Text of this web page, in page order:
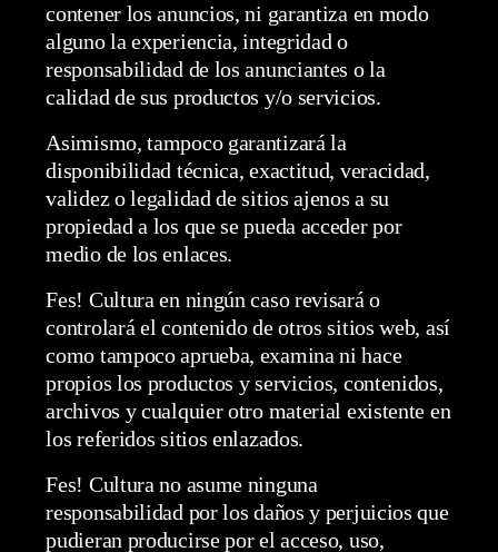
contener los anuncios, ni garantiza en modo
alguno la experiencia, integridad o
responsabilidad de los anunciantes o la
calidad de sus productos y/o servicios.
Asimismo, tampoco garantizará la
disponibilidad técnica, exactitud, veracidad,
validez o legalidad de sitios ajenos a su
propiedad a los que se pueda acceder por
medio de los enlaces.
Fes! Cultura en ningún caso revisará o
controlará el contenido de otros sitios web, así
como tampoco aprueba, examina ni hace
propios los productos y servicios, contenidos,
archivos y cualquier otro material existente en
los referidos sitios enlazados.
Fes! Cultura no asume ninguna
responsabilidad por los daños y perjuicios que
pudieran producirse por el acceso, uso,